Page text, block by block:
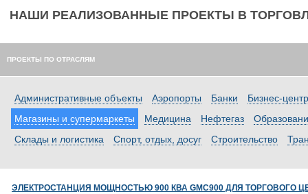
НАШИ РЕАЛИЗОВАННЫЕ ПРОЕКТЫ В
ПРОЕКТЫ ПО ОТРАСЛЯМ
Административные объекты Аэропорты Банки
Бизнес-
Магазины и супермаркеты
Медицина Нефтегаз
Склады и логистика
Спорт, отдых, досуг Строительство
ЭЛЕКТРОСТАНЦИЯ МОЩНОСТЬЮ 900 КВА GMC900 ДЛЯ ТОРГОВОГО